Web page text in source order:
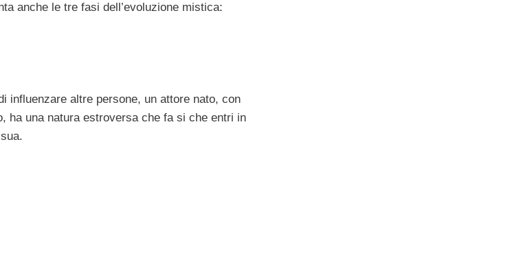
anche le tre fasi dell’evoluzione mistica:
influenzare altre persone, un attore nato, con
ha una natura estroversa che fa si che entri in